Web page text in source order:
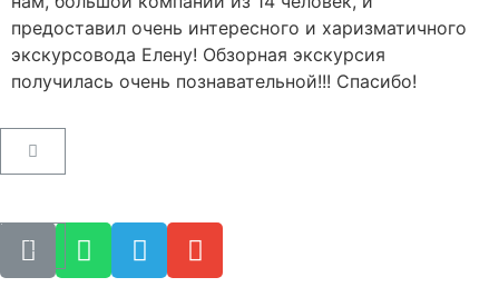
предоставил очень интересного и харизматичного
экскурсовода Елену! Обзорная экскурсия
получилась очень познавательной!!! Спасибо!
Пользовательское соглашение
Как купить билет